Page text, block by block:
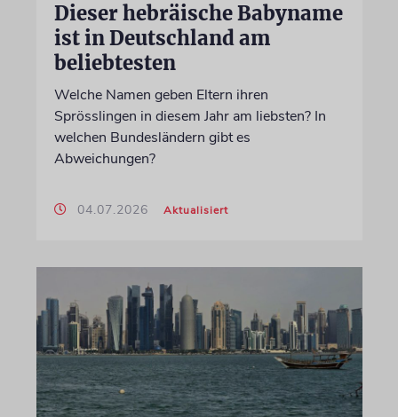
Dieser hebräische Babyname
ist in Deutschland am
beliebtesten
Welche Namen geben Eltern ihren
Sprösslingen in diesem Jahr am liebsten? In
welchen Bundesländern gibt es
Abweichungen?
04.07.2026 Aktualisiert